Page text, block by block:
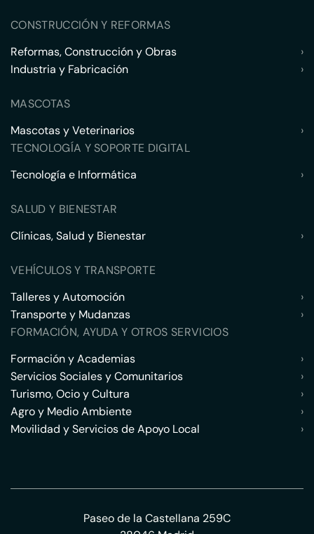
CONSTRUCCIÓN Y REFORMAS
Reformas, Construcción y Obras
›
Industria y Fabricación
›
MASCOTAS
Mascotas y Veterinarios
›
TECNOLOGÍA Y SOPORTE DIGITAL
Tecnología e Informática
›
SALUD Y BIENESTAR
Clínicas, Salud y Bienestar
›
VEHÍCULOS Y TRANSPORTE
Talleres y Automoción
›
Transporte y Mudanzas
›
FORMACIÓN, AYUDA Y OTROS SERVICIOS
Formación y Academias
›
Servicios Sociales y Comunitarios
›
Turismo, Ocio y Cultura
›
Agro y Medio Ambiente
›
Movilidad y Servicios de Apoyo Local
›
Paseo de la Castellana 259C